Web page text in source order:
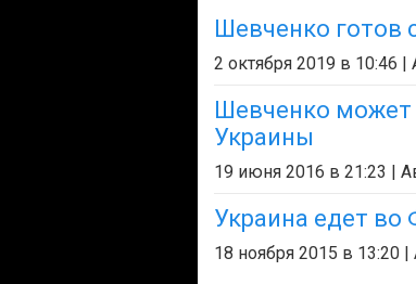
Шевченко готов
2 октября 2019 в 10:46 |
Шевченко может
Украины
19 июня 2016 в 21:23 |
Украина едет
18 ноября 2015 в 13:20 |